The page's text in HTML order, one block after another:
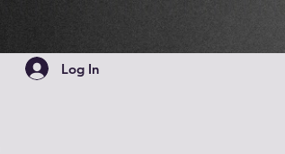
Log In